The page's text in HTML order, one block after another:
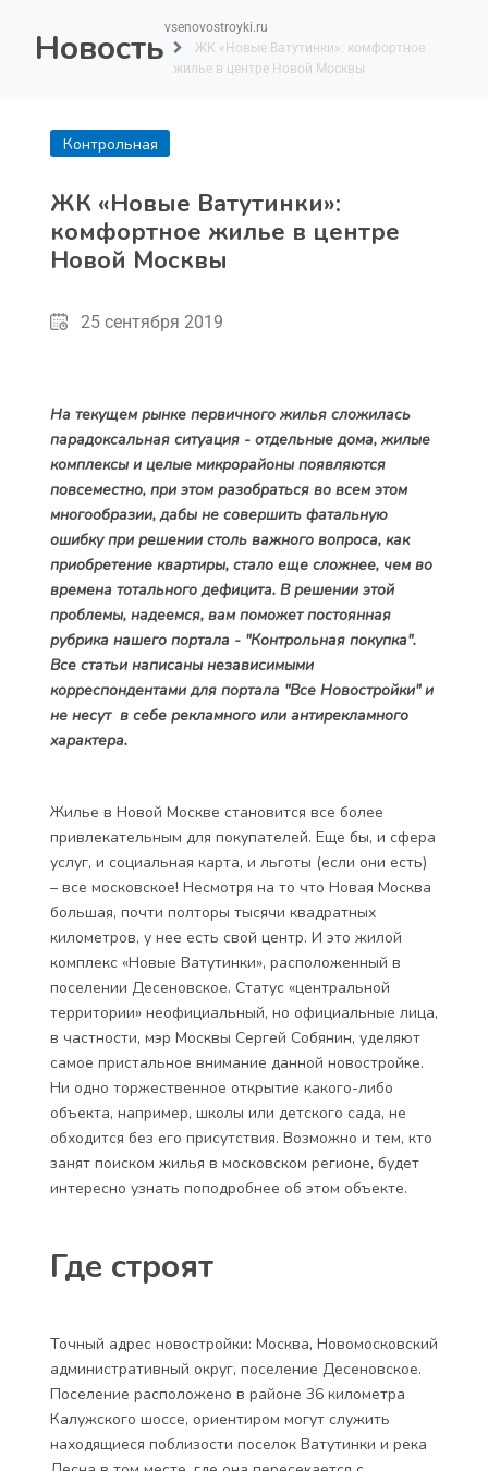
Новостьvsenovostroyki.ru
ЖК «Новые Ватутинки»: комфортное
жилье в центре Новой Москвы
Контрольная
ЖК «Новые Ватутинки»:
комфортное жилье в центре
Новой Москвы
25 сентября 2019
На текущем рынке первичного жилья сложилась
парадоксальная ситуация - отдельные дома, жилые
комплексы и целые микрорайоны появляются
повсеместно, при этом разобраться во всем этом
многообразии, дабы не совершить фатальную
ошибку при решении столь важного вопроса, как
приобретение квартиры, стало еще сложнее, чем во
времена тотального дефицита. В решении этой
проблемы, надеемся, вам поможет постоянная
рубрика нашего портала - "Контрольная покупка".
Все статьи написаны независимыми
корреспондентами для портала "Все Новостройки" и
не несут в себе рекламного или антирекламного
характера.
Жилье в Новой Москве становится все более
привлекательным для покупателей. Еще бы, и сфера
услуг, и социальная карта, и льготы (если они есть)
– все московское! Несмотря на то что Новая Москва
большая, почти полторы тысячи квадратных
километров, у нее есть свой центр. И это жилой
комплекс «Новые Ватутинки», расположенный в
поселении Десеновское. Статус «центральной
территории» неофициальный, но официальные лица,
в частности, мэр Москвы Сергей Собянин, уделяют
самое пристальное внимание данной новостройке.
Ни одно торжественное открытие какого-либо
объекта, например, школы или детского сада, не
обходится без его присутствия. Возможно и тем, кто
занят поиском жилья в московском регионе, будет
интересно узнать поподробнее об этом объекте.
Где строят
Точный адрес новостройки: Москва, Новомосковский
административный округ, поселение Десеновское.
Поселение расположено в районе 36 километра
Калужского шоссе, ориентиром могут служить
находящиеся поблизости поселок Ватутинки и река